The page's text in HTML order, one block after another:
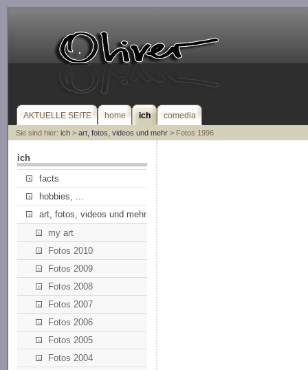
AKTUELLE SEITE home ich comedia
Sie sind hier: ich> art, fotos, videos und mehr> Fotos 1996
ich
facts
hobbies, ...
art, fotos, videos und mehr
my art
Fotos 2010
Fotos 2009
Fotos 2008
Fotos 2007
Fotos 2006
Fotos 2005
Fotos 2004